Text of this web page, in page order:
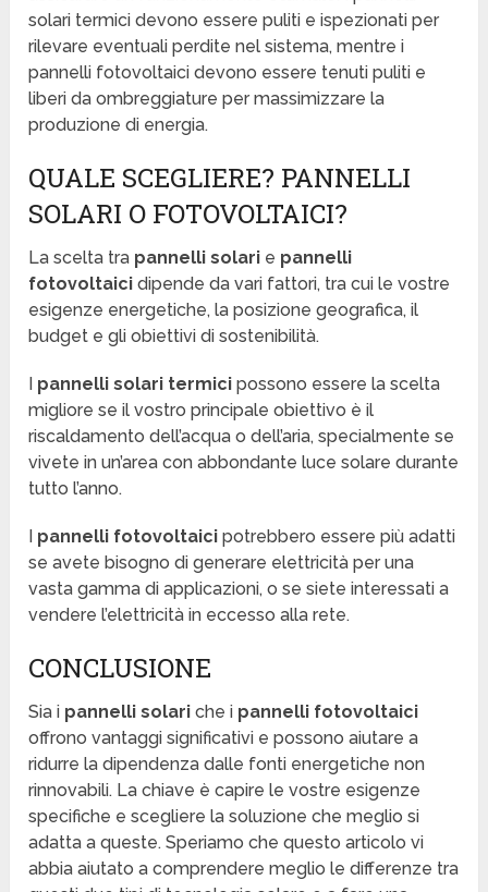
solari termici devono essere puliti e ispezionati per
rilevare eventuali perdite nel sistema, mentre i
pannelli fotovoltaici devono essere tenuti puliti e
liberi da ombreggiature per massimizzare la
produzione di energia.
QUALE SCEGLIERE? PANNELLI
SOLARI O FOTOVOLTAICI?
La scelta tra pannelli solari e pannelli
fotovoltaici dipende da vari fattori, tra cui le vostre
esigenze energetiche, la posizione geografica, il
budget e gli obiettivi di sostenibilità.
pannelli solari termici possono essere la scelta
migliore se il vostro principale obiettivo è il
riscaldamento dell’acqua o dell’aria, specialmente se
vivete in un’area con abbondante luce solare durante
tutto l’anno.
pannelli fotovoltaici potrebbero essere più adatti
se avete bisogno di generare elettricità per una
vasta gamma di applicazioni, o se siete interessati a
vendere l’elettricità in eccesso alla rete.
CONCLUSIONE
Sia i pannelli solari che i pannelli fotovoltaici
offrono vantaggi significativi e possono aiutare a
ridurre la dipendenza dalle fonti energetiche non
rinnovabili. La chiave è capire le vostre esigenze
specifiche e scegliere la soluzione che meglio si
adatta a queste. Speriamo che questo articolo vi
abbia aiutato a comprendere meglio le differenze tra